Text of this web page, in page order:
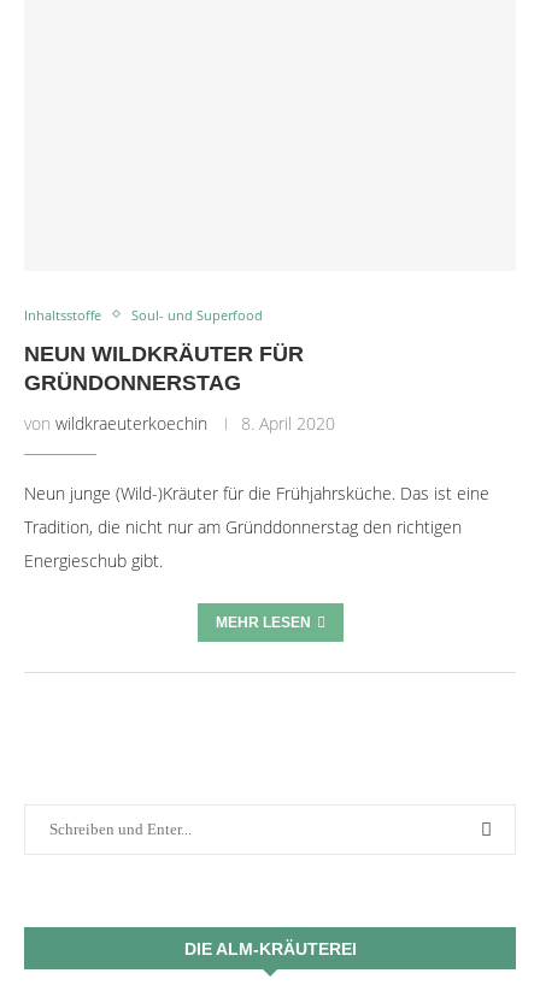
Inhaltsstoffe Soul- und Superfood
NEUN WILDKRÄUTER FÜR
GRÜNDONNERSTAG
von wildkraeuterkoechin 8. April 2020
Neun junge (Wild-)Kräuter für die Frühjahrsküche. Das ist eine
Tradition, die nicht nur am Gründdonnerstag den richtigen
Energieschub gibt.
MEHR LESEN
DIE ALM-KRÄUTEREI